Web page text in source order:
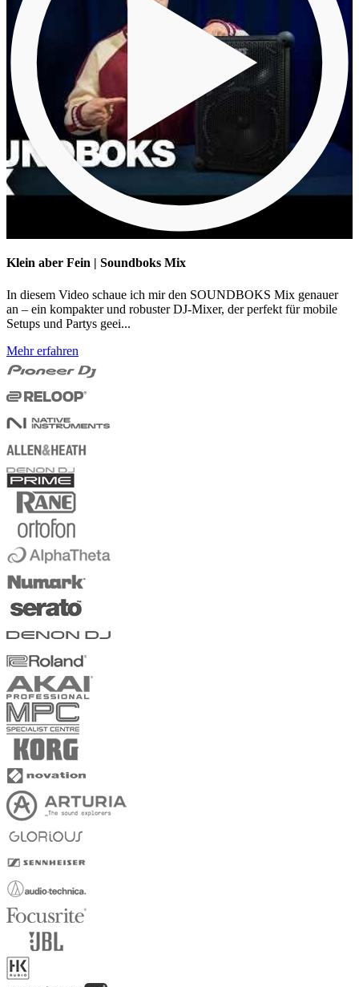
Klein aber Fein | Soundboks Mix
In diesem Video schaue ich mir den SOUNDBOKS Mix genauer
an – ein kompakter und robuster DJ-Mixer, der perfekt für mobile
Setups und Partys geei...
Mehr erfahren